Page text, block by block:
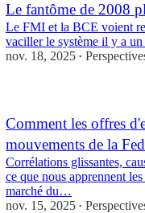
Le fantôme de 2008
Le FMI et la BCE voient
vaciller le système il y a
nov. 18, 2025 •
Comment les offres
mouvements de la
Corrélations glissantes,
ce que nous apprennent
marché du…
nov. 15, 2025 •